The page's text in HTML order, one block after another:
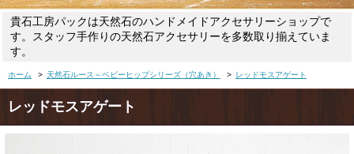
貴石工房パックは天然石のハンドメイドアクセサリーショップで
す。スタッフ手作りの天然石アクセサリーを多数取り揃えていま
す。
ホーム > 天然石ルース～ベビーヒップシリーズ（穴あき） > レッドモスアゲート
レッドモスアゲート